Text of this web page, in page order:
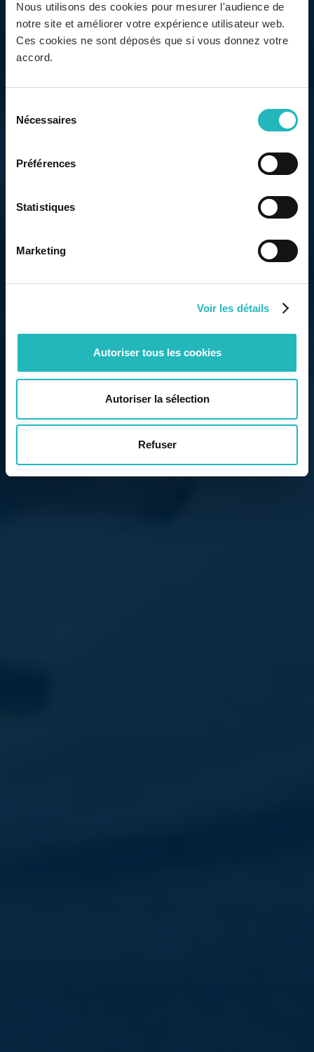
Nous utilisons des cookies pour mesurer l'audience de
notre site et améliorer votre expérience utilisateur web.
Ces cookies ne sont déposés que si vous donnez votre
accord.
Nécessaires
Préférences
Statistiques
Marketing
Voir les détails
Autoriser tous les cookies
Autoriser la sélection
Refuser